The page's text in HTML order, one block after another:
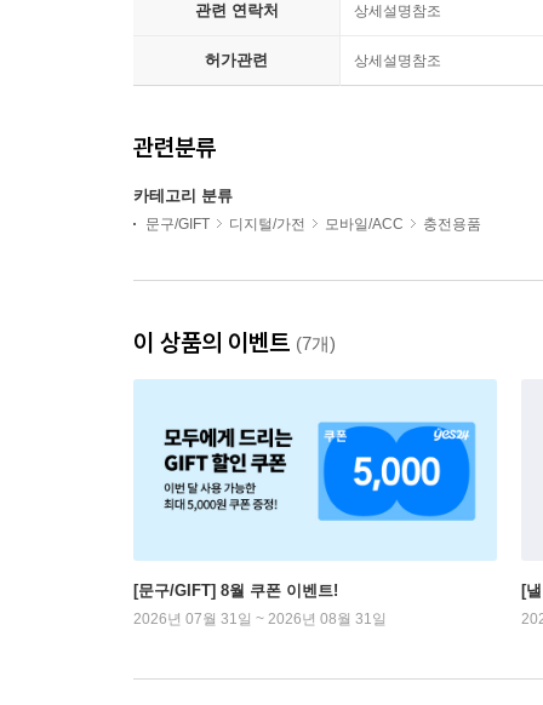
관련 연락처 상세설명참조
허가관련 상세설명참조
관련분류
카테고리 분류
문구/GIFT 디지털/가전 모바일/ACC 충전용품
이 상품의 이벤트 (7개)
[문구/GIFT] 8월 쿠폰 이벤트!
2026년 07월 31일 ~ 2026년 08월 31일
[